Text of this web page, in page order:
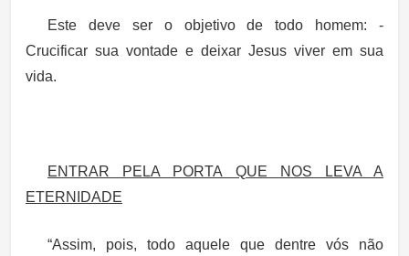
Este deve ser o objetivo de todo homem: -
Crucificar sua vontade e deixar Jesus viver em sua
vida.
ENTRAR PELA PORTA QUE NOS LEVA A
ETERNIDADE
“Assim, pois, todo aquele que dentre vós não